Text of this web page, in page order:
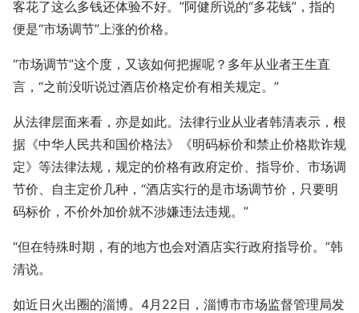
客花了这么多钱还体验不好。”阿健所说的“多花钱”，指的
便是“市场调节”上涨的价格。
“市场调节”这个度，又该如何把握呢？多年从业者王生直
言，“之前没听说过酒店价格定价有相关规定。”
从法律层面来看，亦是如此。法律行业从业者韩清表示，根
据《中华人民共和国价格法》《明码标价和禁止价格欺诈规
定》等法律法规，规定的价格有政府定价、指导价、市场调
节价、自主定价几种，“酒店实行的是市场调节价，只要明
码标价，不价外加价就不涉嫌违法违规。”
“但在特殊时期，有的地方也会对酒店实行政府指导价。”韩
清说。
如近日火出圈的淄博。4月22日，淄博市市场监督管理局发